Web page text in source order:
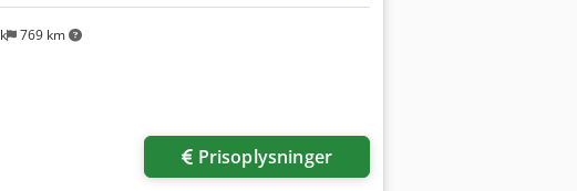
ca. 450 l • Ultrapræcis mikroslibemaskine •
PCF310 • Kølevæskesystem: RumA-
Eips Appjr • Spindelstyring PCF310 •
• Spindel renoveret i
anmodning
769 km
Prisoplysninger